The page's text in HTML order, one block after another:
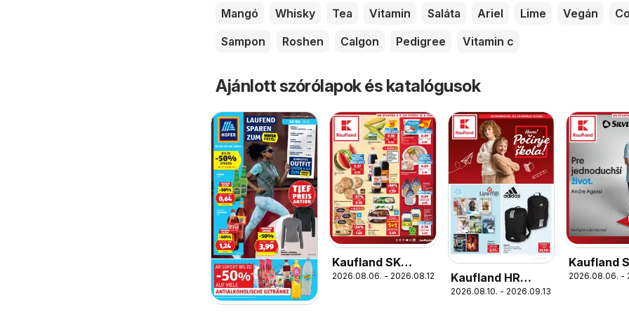
Mangó Whisky Tea Vitamin Saláta Ariel Lime Vegán
Sampon
Roshen Calgon Pedigree Vitamin c
Ajánlott szórólapok és katalógusok
Kaufland SK
akciós újság
2026.08.06. - 2026.08.12.
Kaufland HR
akciós újság
2026.08.10. - 2026.09.13.
Kaufland
Nonfood
2026.08.06. -